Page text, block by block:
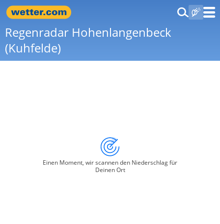
Regenradar Hohenlangenbeck
(Kuhfelde)
Einen Moment, wir scannen den Niederschlag für
Deinen Ort